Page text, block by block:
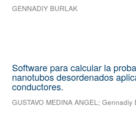
GENNADIY BURLAK
Software para calcular la
nanotubos desordenados
conductores.
GUSTAVO MEDINA ANGEL;Gennadiy